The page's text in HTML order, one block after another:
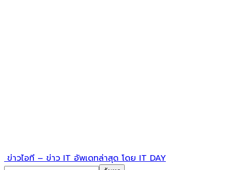
ข่าวไอที – ข่าว IT อัพเดทล่าสุด โดย IT DAY